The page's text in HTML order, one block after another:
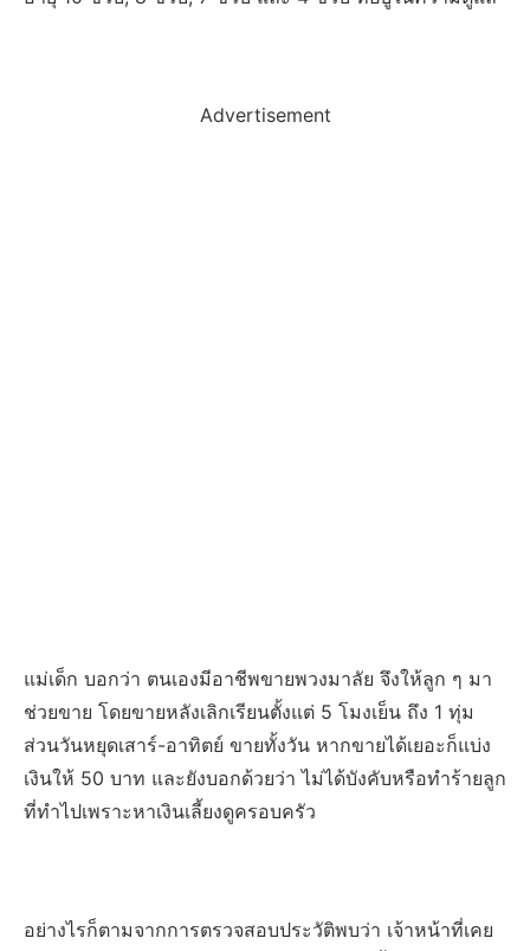
Advertisement
แม่เด็ก บอกว่า ตนเองมีอาชีพขายพวงมาลัย จึงให้ลูก ๆ มา
ช่วยขาย โดยขายหลังเลิกเรียนตั้งแต่ 5 โมงเย็น ถึง 1 ทุ่ม
ส่วนวันหยุดเสาร์-อาทิตย์ ขายทั้งวัน หากขายได้เยอะก็แบ่ง
เงินให้ 50 บาท และยังบอกด้วยว่า ไม่ได้บังคับหรือทำร้ายลูก
ที่ทำไปเพราะหาเงินเลี้ยงดูครอบครัว
อย่างไรก็ตามจากการตรวจสอบประวัติพบว่า เจ้าหน้าที่เคย